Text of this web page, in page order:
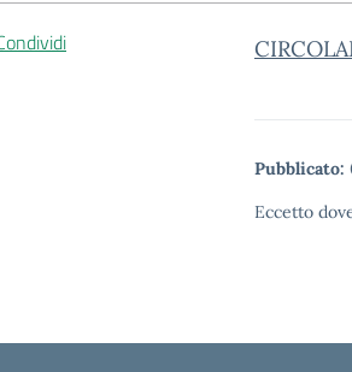
Pubblicato:
Eccetto